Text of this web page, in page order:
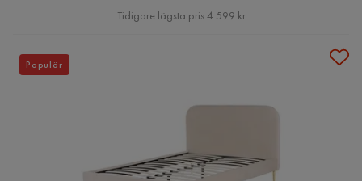
Pris
Tidigare lägsta pris 4 599 kr
Populär